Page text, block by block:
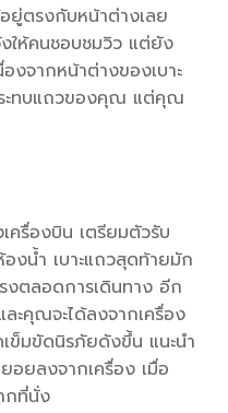
อยู่ตรงกับหน้าต่างเลย
ให้คนชอบชมวิว แต่ยัง
งจากหน้าต่างของเบาะ
ะทบแถวของคุณ แต่คุณ
ครื่องบิน เตรียมตัวรับ
งน้ำ เบาะแถวสุดท้ายมัก
งตลอดการเดินทาง อีก
คุณจะได้ลงจากเครื่อง
มขัดนิรภัยดังขึ้น แนะนำ
อยลงจากเครื่อง เมื่อ
กที่นั่ง